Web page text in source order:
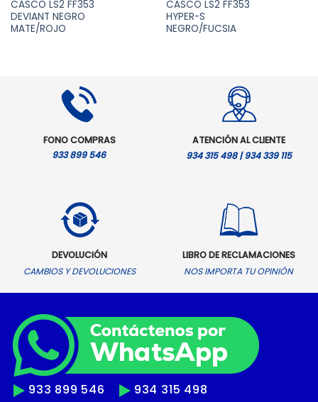
CASCO LS2 FF353
DEVIANT NEGRO
MATE/ROJO
CASCO LS2 FF353
HYPER-S
NEGRO/FUCSIA
FONO COMPRAS
933 899 546
ATENCIÓN AL CLIENTE
934 315 498 | 934 339 115
DEVOLUCIÓN
CAMBIOS Y DEVOLUCIONES
LIBRO DE RECLAMACIONES
NOS IMPORTA TU OPINIÓN
933 899 546
934 315 498